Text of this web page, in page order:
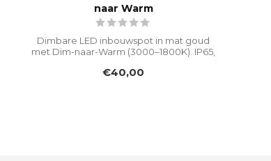
Driver inbegrepen
Snelsluitconnector inbegrepen
naar Warm
Dimbare LED inbouwspot in mat goud
met Dim-naar-Warm (3000–1800K). IP65,
€40,00